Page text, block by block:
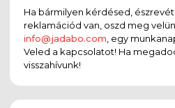
Ha bármilyen kérdésed,
reklamációd van, oszd meg
info@jadabo.com , egy
Veled a kapcsolatot! Ha
visszahívunk!